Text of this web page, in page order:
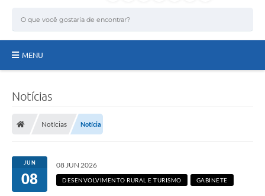
MENU
Secretarias
Notícias
Notícias
Notícias Notícia
JUN
08
08 JUN 2026
DESENVOLVIMENTO RURAL E TURISMO GABINETE